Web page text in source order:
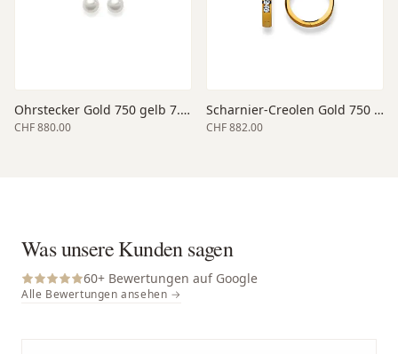
Ohrstecker Gold 750 gelb 7.5-8
CHF 880.00
Scharnier-Creolen Gold 750 gelb 14
CHF 882.00
Was unsere Kunden sagen
60+ Bewertungen auf Google
Alle Bewertungen ansehen →